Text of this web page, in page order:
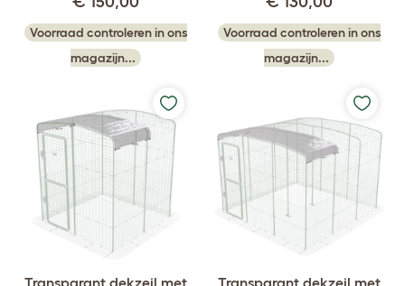
Voorraad controleren in ons
magazijn...
Voorraad controleren in ons
magazijn...
Transparant dekzeil met Transparant dekzeil met